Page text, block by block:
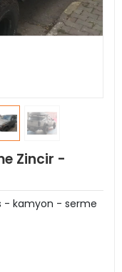
Zincir -
- kamyon - serme